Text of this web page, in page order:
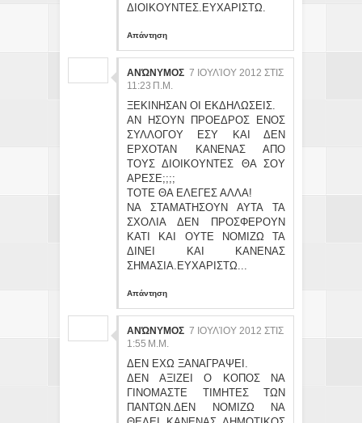
ΔΙΟΙΚΟΥΝΤΕΣ.ΕΥΧΑΡΙΣΤΩ.
Απάντηση
ΑΝΏΝΥΜΟΣ 7 ΙΟΥΛΊΟΥ 2012 ΣΤΙΣ
11:23 Π.Μ.
ΞΕΚΙΝΗΣΑΝ ΟΙ ΕΚΔΗΛΩΣΕΙΣ.
ΑΝ ΗΣΟΥΝ ΠΡΟΕΔΡΟΣ ΕΝΟΣ
ΣΥΛΛΟΓΟΥ ΕΣΥ ΚΑΙ ΔΕΝ
ΕΡΧΟΤΑΝ ΚΑΝΕΝΑΣ ΑΠΟ
ΤΟΥΣ ΔΙΟΙΚΟΥΝΤΕΣ ΘΑ ΣΟΥ
ΑΡΕΣΕ;;;;
ΤΟΤΕ ΘΑ ΕΛΕΓΕΣ ΑΛΛΑ!
ΝΑ ΣΤΑΜΑΤΗΣΟΥΝ ΑΥΤΑ ΤΑ
ΣΧΟΛΙΑ ΔΕΝ ΠΡΟΣΦΕΡΟΥΝ
ΚΑΤΙ ΚΑΙ ΟΥΤΕ ΝΟΜΙΖΩ ΤΑ
ΔΙΝΕΙ ΚΑΙ ΚΑΝΕΝΑΣ
ΣΗΜΑΣΙΑ.ΕΥΧΑΡΙΣΤΩ...
Απάντηση
ΑΝΏΝΥΜΟΣ 7 ΙΟΥΛΊΟΥ 2012 ΣΤΙΣ
1:55 Μ.Μ.
ΔΕΝ ΕΧΩ ΞΑΝΑΓΡΑΨΕΙ.
ΔΕΝ ΑΞΙΖΕΙ Ο ΚΟΠΟΣ ΝΑ
ΓΙΝΟΜΑΣΤΕ ΤΙΜΗΤΕΣ ΤΩΝ
ΠΑΝΤΩΝ.ΔΕΝ ΝΟΜΙΖΩ ΝΑ